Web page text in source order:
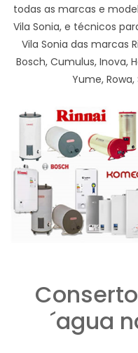
todas as marcas e
Vila Sonia, e técnicos
Vila Sonia das marcas
Bosch, Cumulus, Inova,
Yume,
´agua